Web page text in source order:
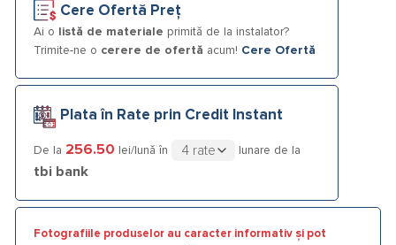
Cere Ofertă Preț
Ai o listă de materiale primită de la instalator?
Trimite-ne o cerere de ofertă acum! Cere Ofertă
Plata în Rate prin Credit Instant
De la 256.50 lei/lună în lunare de la
tbi bank
Fotografiile produselor au caracter informativ și pot